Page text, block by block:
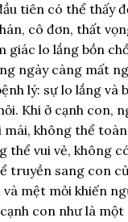
tiên có thể thấy
cô đơn, thất
giác lo lắng bồn
ngày càng mất
lý: sự lo lắng và
Khi ở cạnh con,
mái, không thể
thể vui vẻ, không
truyền sang con
và mệt mỏi khiến
con như là